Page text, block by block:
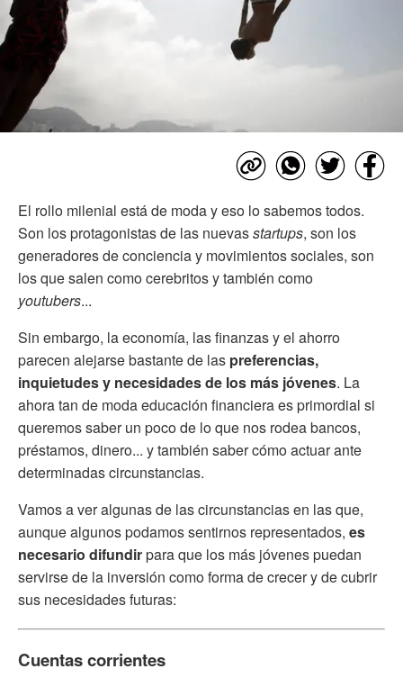
El rollo milenial está de moda y eso lo sabemos todos.
Son los protagonistas de las nuevasstartups, son los
generadores de conciencia y movimientos sociales, son
los que salen como cerebritos y también como
youtubers...
Sin embargo, la economía, las finanzas y el ahorro
parecen alejarse bastante de las preferencias,
inquietudes y necesidades de los más jóvenes. La
ahora tan de moda educación financiera es primordial si
queremos saber un poco de lo que nos rodea bancos,
préstamos, dinero... y también saber cómo actuar ante
determinadas circunstancias.
Vamos a ver algunas de las circunstancias en las que,
aunque algunos podamos sentirnos representados, es
necesario difundirpara que los más jóvenes puedan
servirse de la inversión como forma de crecer y de cubrir
sus necesidades futuras:
Cuentas corrientes